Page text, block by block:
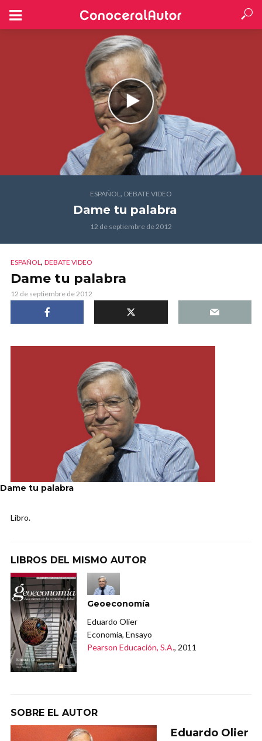
ESPAÑOL, DEBATE VIDEO
Dame tu palabra
12 de septiembre de 2012
ESPAÑOL, DEBATE VIDEO
Dame tu palabra
12 de septiembre de 2012
Dame tu palabra
Libro.
LIBROS DEL MISMO AUTOR
Geoeconomía
Eduardo Olier
Economía, Ensayo
Pearson Educación, S.A., 2011
SOBRE EL AUTOR
Eduardo Olier